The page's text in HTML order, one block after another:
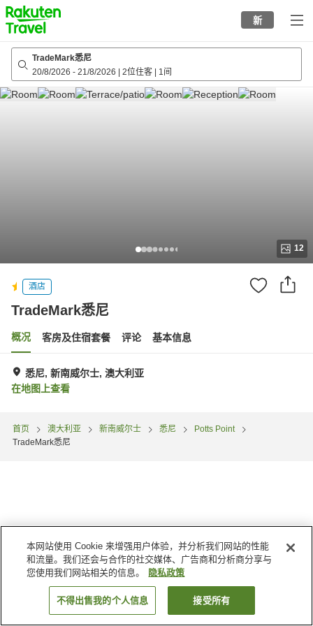
to
top
page
新
TradeMark悉尼
20/8/2026 - 21/8/2026 2位住客 1间
12
酒店
TradeMark悉尼
概况 客房及住宿套餐 评论 基本信息
悉尼, 新南威尔士, 澳大利亚
在地图上查看
首页 澳大利亚 新南威尔士 悉尼
Potts Point
TradeMark悉尼
搜索客房
本网站使用 Cookie 来增强用户体验，并分析我们网站的性能
和流量。我们还会与合作的社交媒体、广告商和分析商分享与
您使用我们网站相关的信息。
隐私政策
不得出售我的个人信息 接受所有